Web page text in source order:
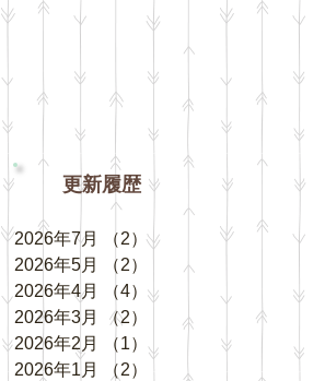
更新履歴
2026年7月 （2）2件の記事
2026年5月
（2）
2件の記事
2026年4月
（4） 4件の記事
2026年3月
（2）
2件の記事
2026年2月
（1） 1件の記事
2026年1月
（2）
2件の記事